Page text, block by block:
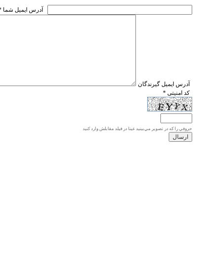
* آدرس ايميل شما
* آدرس ايميل گيرندگان
* کد امنیتی
حروفي را كه در تصوير مي‌بينيد عينا در فيلد مقابلش وارد كنيد